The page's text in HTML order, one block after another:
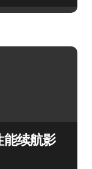
能续航影